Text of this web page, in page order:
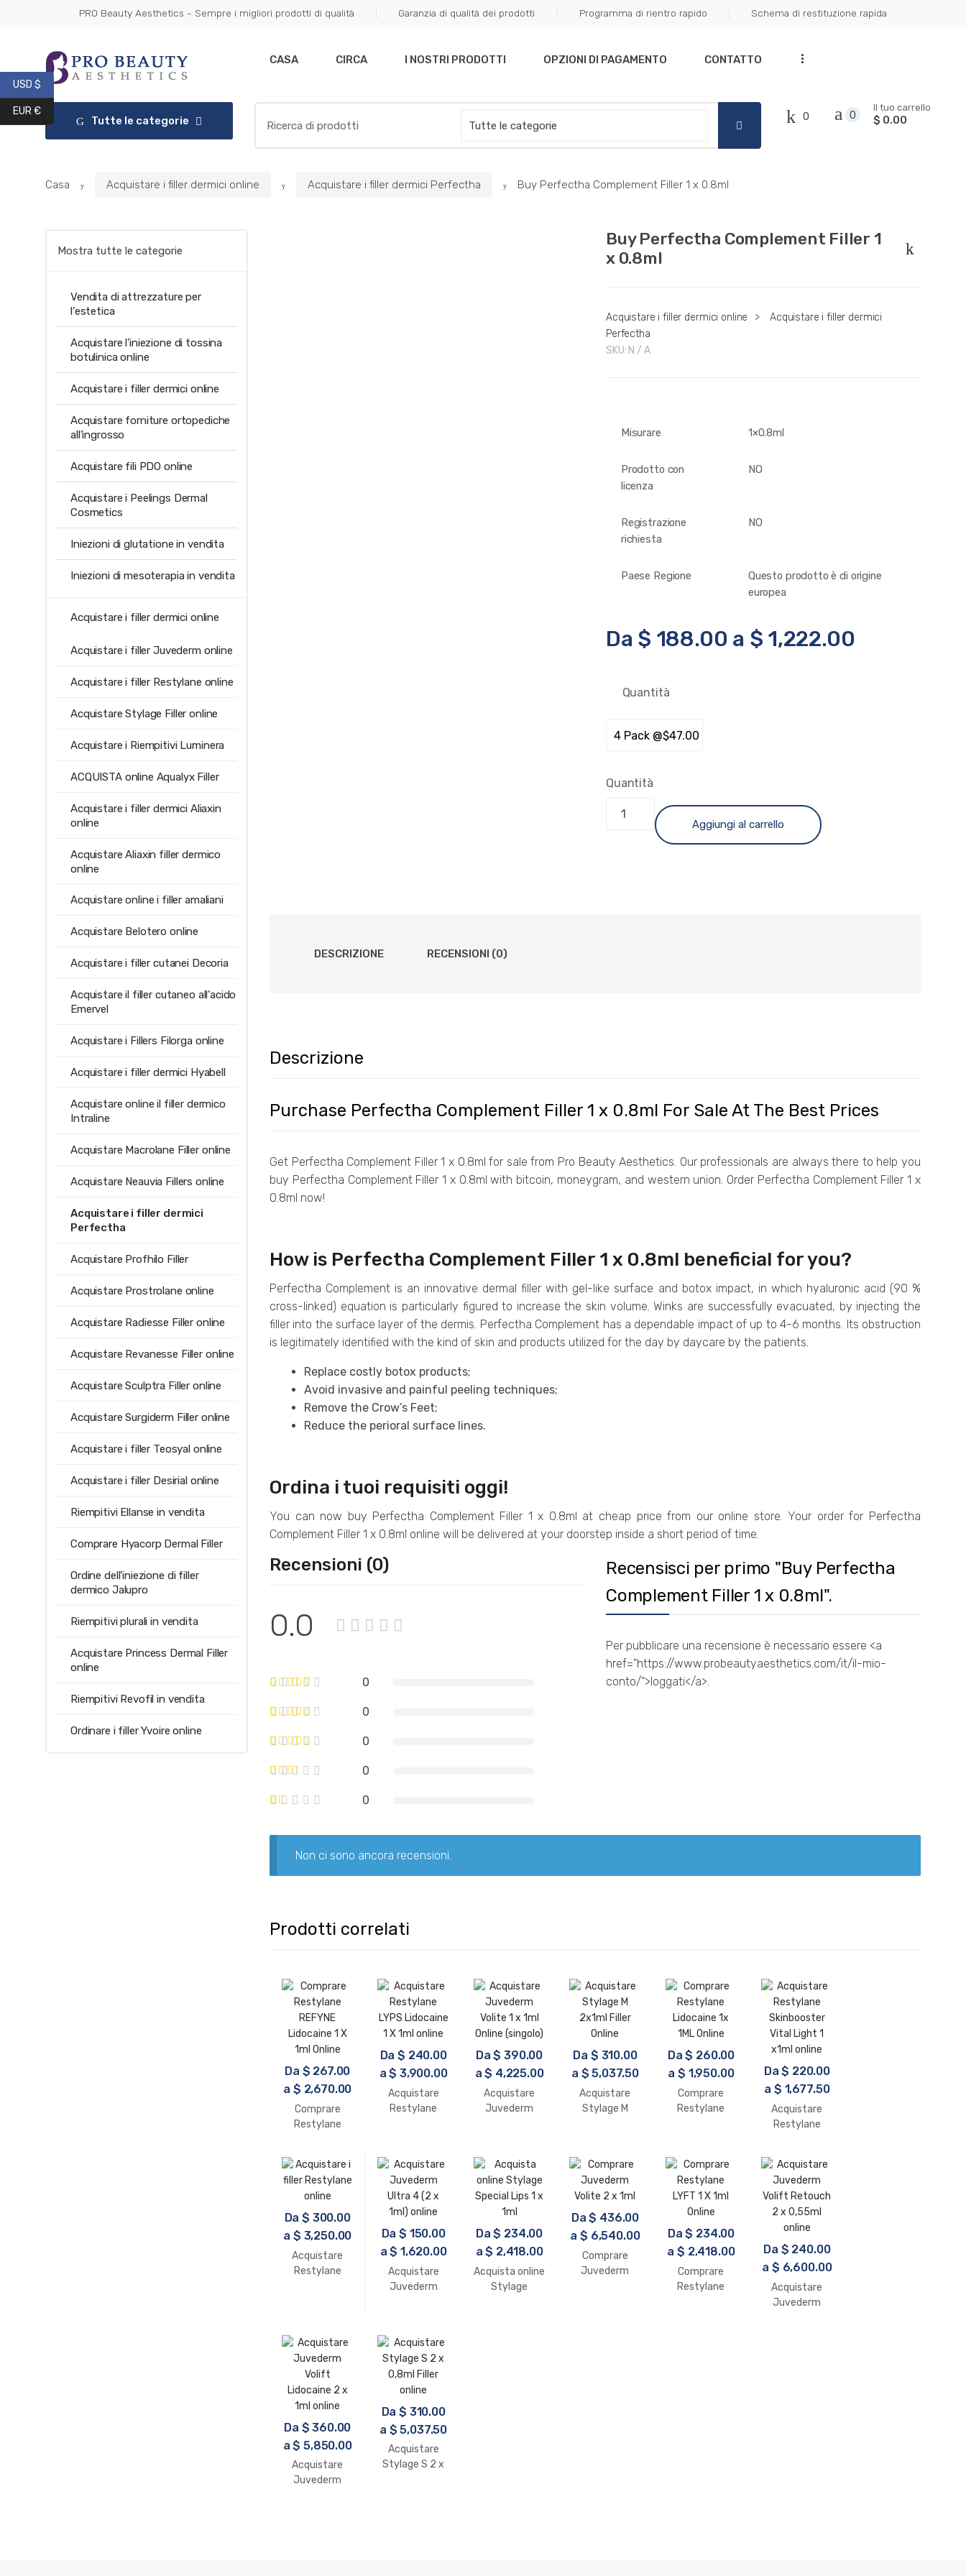
PRO Beauty Aesthetics - Sempre i migliori prodotti di qualità Garanzia di qualità dei prodotti Programma di rientro rapido Schema di restituzione rapida
CASA CIRCA I NOSTRI PRODOTTI OPZIONI DI PAGAMENTO CONTATTO ...
Tutte le categorie
per:
0 0
Il tuo carrello
$ 0.00
Casa Acquistare i filler dermici online Acquistare i filler dermici Perfectha Buy Perfectha Complement Filler 1 x 0.8ml
Buy Perfectha Complement Filler 1
x 0.8ml
Acquistare i filler dermici online >
Acquistare i filler dermici
Perfectha
SKU: N / A
Misurare 1×0.8ml
Prodotto con
licenza
NO
Registrazione
richiesta
NO
Paese Regione
Questo prodotto è di origine
europea
Da $ 188.00 a $ 1,222.00
Quantità
Quantità
Aggiungi al carrello
DESCRIZIONE RECENSIONI (0)
Descrizione
Purchase Perfectha Complement Filler 1 x 0.8ml For Sale At The Best Prices
Get Perfectha Complement Filler 1 x 0.8ml for sale from Pro Beauty Aesthetics. Our professionals are always there to help you
buy Perfectha Complement Filler 1 x 0.8ml with bitcoin, moneygram, and western union. Order Perfectha Complement Filler 1 x
0.8ml now!
How is Perfectha Complement Filler 1 x 0.8ml beneficial for you?
Perfectha Complement is an innovative dermal filler with gel-like surface and botox impact, in which hyaluronic acid (90 %
cross-linked) equation is particularly figured to increase the skin volume. Winks are successfully evacuated, by injecting the
filler into the surface layer of the dermis. Perfectha Complement has a dependable impact of up to 4-6 months. Its obstruction
is legitimately identified with the kind of skin and products utilized for the day by daycare by the patients.
Replace costly botox products;
Avoid invasive and painful peeling techniques;
Remove the Crow’s Feet;
Reduce the perioral surface lines.
Ordina i tuoi requisiti oggi!
You can now buy Perfectha Complement Filler 1 x 0.8ml at cheap price from our online store. Your order for Perfectha
Complement Filler 1 x 0.8ml online will be delivered at your doorstep inside a short period of time.
Recensioni (0)
0.0
0
0
0
0
0
Recensisci per primo "Buy Perfectha
Complement Filler 1 x 0.8ml".
Per pubblicare una recensione è necessario essere <a
href="https://www.probeautyaesthetics.com/it/il-mio-
conto/">loggati</a>.
Non ci sono ancora recensioni.
Prodotti correlati
Da $ 267.00
a $ 2,670.00
Comprare
Restylane
Lidocaine 1 X
1ml Online
Da$ 240.00
a$ 3,900.00
Acquistare
Restylane
Da$ 390.00
a$ 4,225.00
Acquistare
Juvederm
Da $ 310.00
a $ 5,037.50
Acquistare
Stylage M
Da$ 260.00
a$ 1,950.00
Comprare
Restylane
Da$ 220.00
a $ 1,677.50
Acquistare
Restylane
x1ml online
Da$ 300.00
a $ 3,250.00
Acquistare
Restylane
Da$ 150.00
a$ 1,620.00
Acquistare
Juvederm
Da$ 234.00
a$ 2,418.00
Acquista online
Stylage
Da$ 436.00
a$ 6,540.00
Comprare
Juvederm
Da$ 234.00
a$ 2,418.00
Comprare
Restylane
Da $ 240.00
a $ 6,600.00
Acquistare
Juvederm
Da $ 360.00
a$ 5,850.00
Acquistare
Juvederm
Da$ 310.00
a $ 5,037.50
Acquistare
Stylage S 2 x
Mostra tutte le categorie
Vendita di attrezzature per
l'estetica
Acquistare l'iniezione di tossina
botulinica online
Acquistare i filler dermici online
Acquistare forniture ortopediche
all'ingrosso
Acquistare fili PDO online
Acquistare i Peelings Dermal
Cosmetics
Iniezioni di glutatione in vendita
Iniezioni di mesoterapia in vendita
Acquistare i filler dermici online
Acquistare i filler Juvederm online
Acquistare i filler Restylane online
Acquistare Stylage Filler online
Acquistare i Riempitivi Luminera
ACQUISTA online Aqualyx Filler
Acquistare i filler dermici Aliaxin
online
Acquistare Aliaxin filler dermico
online
Acquistare online i filler amaliani
Acquistare Belotero online
Acquistare i filler cutanei Decoria
Acquistare il filler cutaneo all'acido
Emervel
Acquistare i Fillers Filorga online
Acquistare i filler dermici Hyabell
Acquistare online il filler dermico
Intraline
Acquistare Macrolane Filler online
Acquistare Neauvia Fillers online
Acquistare i filler dermici
Perfectha
Acquistare Profhilo Filler
Acquistare Prostrolane online
Acquistare Radiesse Filler online
Acquistare Revanesse Filler online
Acquistare Sculptra Filler online
Acquistare Surgiderm Filler online
Acquistare i filler Teosyal online
Acquistare i filler Desirial online
Riempitivi Ellanse in vendita
Comprare Hyacorp Dermal Filler
Ordine dell'iniezione di filler
dermico Jalupro
Riempitivi plurali in vendita
Acquistare Princess Dermal Filler
online
Riempitivi Revofil in vendita
Ordinare i filler Yvoire online
USD $
EUR €